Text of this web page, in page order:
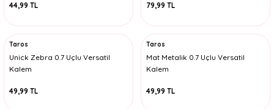
44,99 TL 79,99 TL
Taros
Unick Zebra 0.7 Uçlu Versatil
Kalem
49,99 TL
Taros
Mat Metalik 0.7 Uçlu Versatil
Kalem
49,99 TL